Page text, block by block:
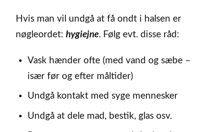
Hvis man vil undgå at få ondt i halsen er
nøgleordet: hygiejne. Følg evt. disse råd:
Vask hænder ofte (med vand og sæbe –
især før og efter måltider)
Undgå kontakt med syge mennesker
Undgå at dele mad, bestik, glas osv.